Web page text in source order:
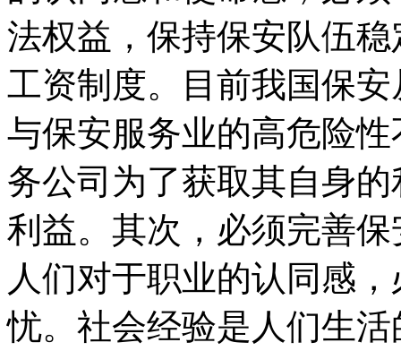
法权益，保持保安队伍
工资制度。目前我国保
与保安服务业的高危险
务公司为了获取其自身
利益。其次，必须完善
人们对于职业的认同感
忧。社会经验是人们生